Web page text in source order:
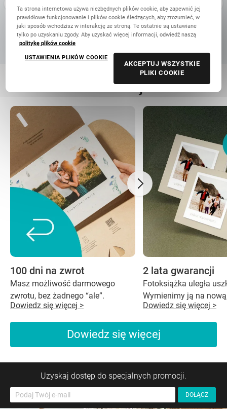
Jestem bardzo zadowolona. Projektowanie fotoksiazki bylo
ogromna przyjemnoscia. Bałam sie, ze nie dojdzie na czas, ale
wszystko sie dobrze ułożyło i książka dotarła. Polecam Printu.
Super szablony ...
Nasza troska to Twoja beztroska
100 dni na zwrot
Masz możliwość darmowego
zwrotu, bez żadnego “ale”.
Dowiedz się więcej >
2 lata gwarancji
Fotoksiążka uległa
Wymienimy ją na
Dowiedz się więcej >
Dowiedz się więcej
Uzyskaj dostęp do specjalnych promocji.
Ta strona internetowa używa niezbędnych plików cookie, aby zapewnić jej
prawidłowe funkcjonowanie i plików cookie śledzących, aby zrozumieć, w
jaki sposób wchodzisz w interakcję ze stroną. Te ostatnie są ustawiane
tylko po uzyskaniu zgody. Aby uzyskać więcej informacji, odwiedź naszą
politykę plików cookie
USTAWIENIA PLIKÓW COOKIE
AKCEPTUJ WSZYSTKIE
PLIKI COOKIE